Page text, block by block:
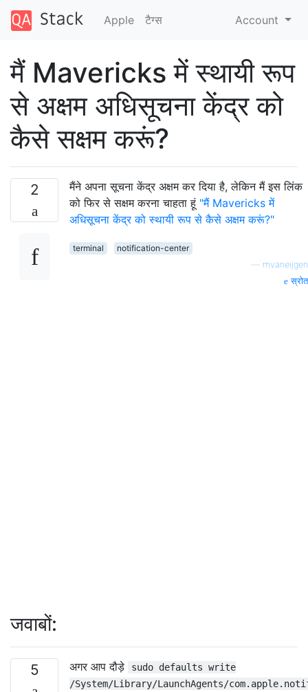
Apple टैग्‍स Account
मैं Mavericks में स्थायी रूप
से अक्षम अधिसूचना केंद्र को
कैसे सक्षम करूं?
2
मैंने अपना सूचना केंद्र अक्षम कर दिया है, लेकिन मैं इस लिंक
को फिर से सक्षम करना चाहता हूं "मैं Mavericks में
अधिसूचना केंद्र को स्थायी रूप से कैसे अक्षम करूं?"
terminal
notification-center
mvaneijgen
स्रोत
जवाबों:
5 अगर आप दौड़े
sudo defaults write
/System/Library/LaunchAgents/